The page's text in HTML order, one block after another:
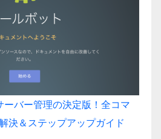
バー管理の決定版！全コマ
決＆ステップアップガイド